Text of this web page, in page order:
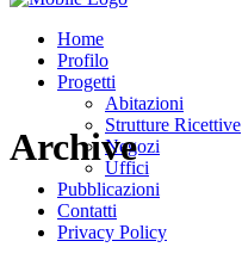
Home
Profilo
Progetti
Abitazioni
Strutture Ricettive
Negozi
Uffici
Pubblicazioni
Contatti
Privacy Policy
Archive